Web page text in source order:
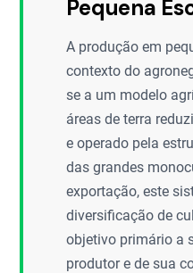
Pequena
A produção em
contexto do
se a um modelo
áreas de terra
e operado pela
das grandes
exportação, este
diversificação de
objetivo primário a
produtor e de sua